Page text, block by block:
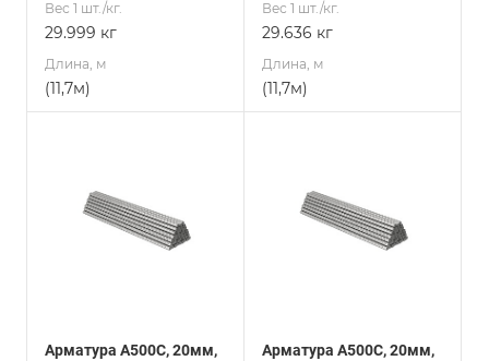
Вес 1 шт./кг.
29.999 кг
Длина, м
(11,7м)
Вес 1 шт./кг.
29.636 кг
Длина, м
(11,7м)
Арматура А500С, 20мм,
Арматура А500С, 20мм,